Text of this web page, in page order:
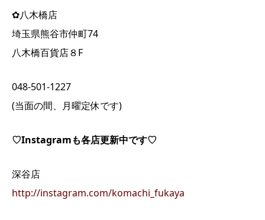
✿八木橋店
埼玉県熊谷市仲町74
八木橋百貨店８F
048-501-1227
(当面の間、月曜定休です)
♡Instagramも各店更新中です♡
深谷店
http://instagram.com/komachi_fukaya